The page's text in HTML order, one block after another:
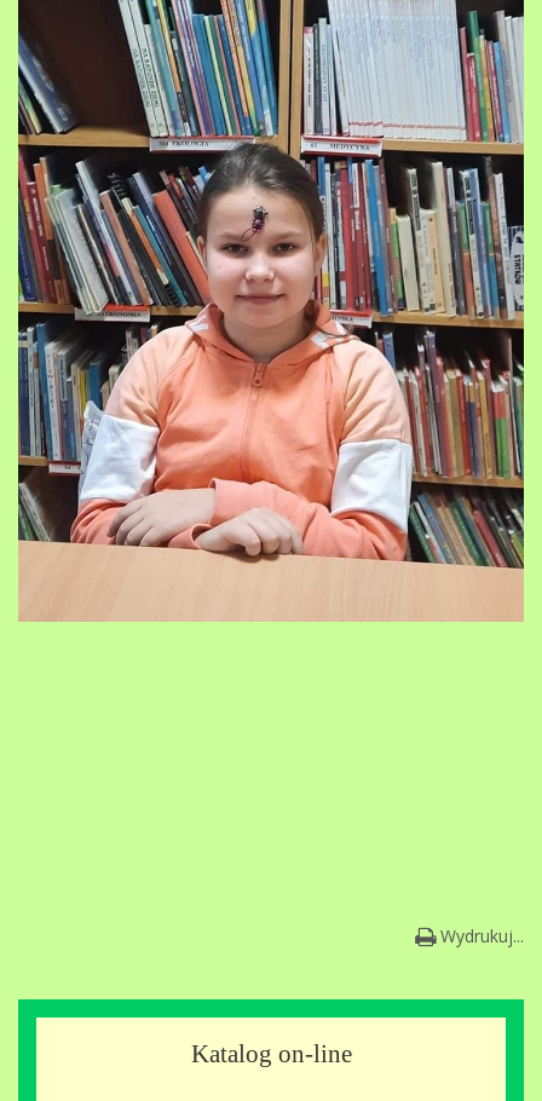
Wydrukuj...
Katalog on-line